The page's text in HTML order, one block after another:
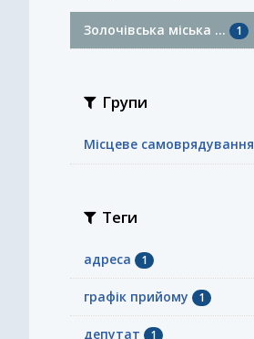
Золочівська міська ... 1
Групи
Місцеве самоврядування
Теги
адреса 1
графік прийому 1
депутат 1